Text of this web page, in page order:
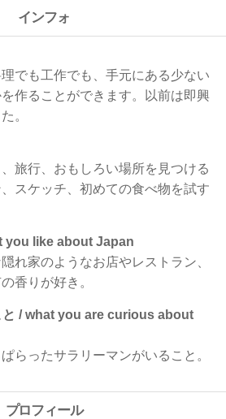
インフォ
でも工作でも、手元にある少ない
作ることができます。以前は即興
。
旅行、おもしろい場所を見つける
スケッチ、初めての食べ物を試す
you like about Japan
れ家のようなお店やレストラン、
香りが好き。
と / what you are curious about
らったサラリーマンがいること。
プロフィール